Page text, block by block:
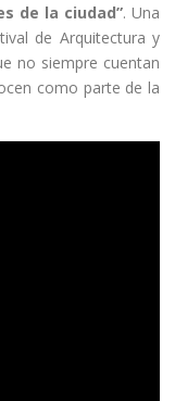
de la ciudad”. Una
de Arquitectura y
no siempre cuentan
como parte de la